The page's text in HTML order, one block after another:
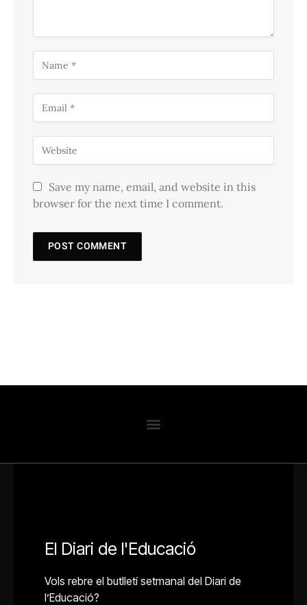
Save my name, email, and website in this
browser for the next time I comment.